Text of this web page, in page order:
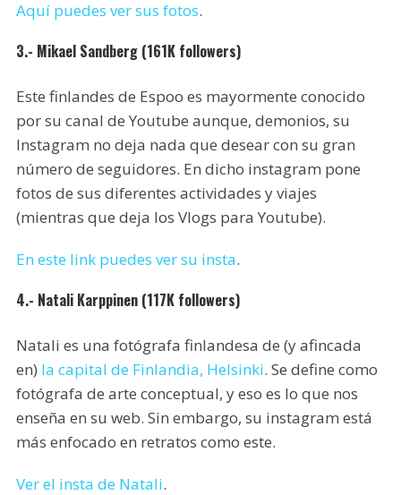
Aquí puedes ver sus fotos.
3.- Mikael Sandberg (161K followers)
Este finlandes de Espoo es mayormente conocido
por su canal de Youtube aunque, demonios, su
Instagram no deja nada que desear con su gran
número de seguidores. En dicho instagram pone
fotos de sus diferentes actividades y viajes
(mientras que deja los Vlogs para Youtube).
En este link puedes ver su insta.
4.- Natali Karppinen (117K followers)
Natali es una fotógrafa finlandesa de (y afincada
en) la capital de Finlandia, Helsinki. Se define como
fotógrafa de arte conceptual, y eso es lo que nos
enseña en su web. Sin embargo, su instagram está
más enfocado en retratos como este.
Ver el insta de Natali.